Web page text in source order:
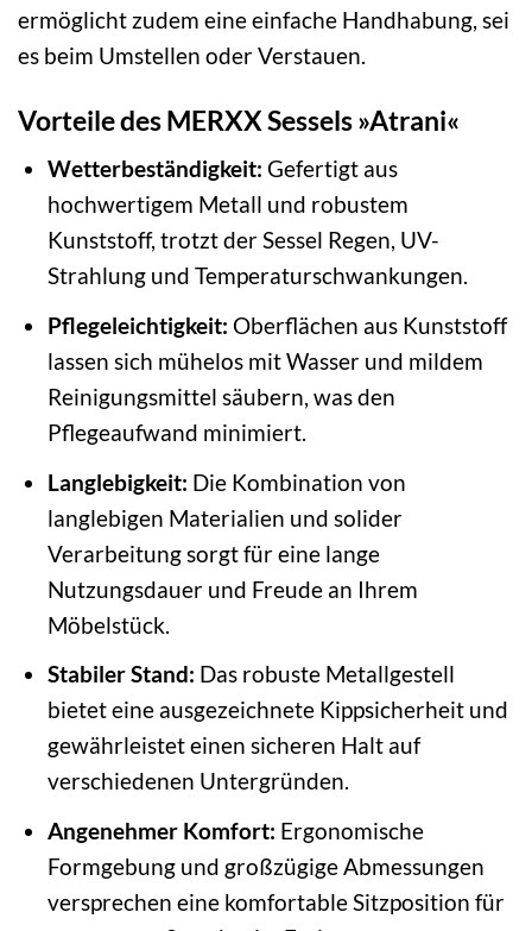
ermöglicht zudem eine einfache Handhabung, sei
es beim Umstellen oder Verstauen.
Vorteile des MERXX Sessels »Atrani«
Wetterbeständigkeit: Gefertigt aus
hochwertigem Metall und robustem
Kunststoff, trotzt der Sessel Regen, UV-
Strahlung und Temperaturschwankungen.
Pflegeleichtigkeit: Oberflächen aus Kunststoff
lassen sich mühelos mit Wasser und mildem
Reinigungsmittel säubern, was den
Pflegeaufwand minimiert.
Langlebigkeit: Die Kombination von
langlebigen Materialien und solider
Verarbeitung sorgt für eine lange
Nutzungsdauer und Freude an Ihrem
Möbelstück.
Stabiler Stand: Das robuste Metallgestell
bietet eine ausgezeichnete Kippsicherheit und
gewährleistet einen sicheren Halt auf
verschiedenen Untergründen.
Angenehmer Komfort: Ergonomische
Formgebung und großzügige Abmessungen
versprechen eine komfortable Sitzposition für